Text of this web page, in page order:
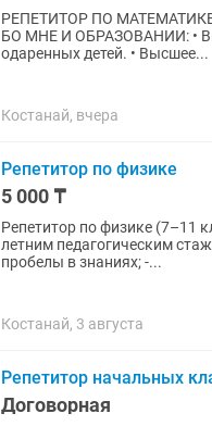
РЕПЕТИТОР ПО МАТЕМАТИКЕ Здравствуйте! Меня зовут Кастет, я репетитор по
БО МНЕ И ОБРАЗОВАНИИ: •
одаренных детей. • Высшее...
Костанай, вчера
Репетитор по физике
5 000 ₸
Репетитор по физике (7–11 классы) Здравствуйте! Меня зовут Мадина, я
летним педагогическим стажем. 📚 Помогу: - повысить успеваемость по физике; -
пробелы в знаниях; -...
Костанай, 3 августа
Репетитор начальных
Договорная